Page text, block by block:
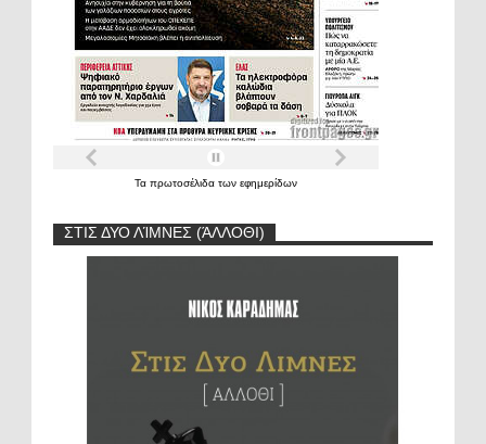
Τα πρωτοσέλιδα των εφημερίδων
ΣΤΙΣ ΔΥΟ ΛΊΜΝΕΣ (ΆΛΛΟΘΙ)